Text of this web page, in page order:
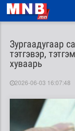
Зургаадугаар
тэтгэвэр,
хуваарь
2026-06-03 16:07:48